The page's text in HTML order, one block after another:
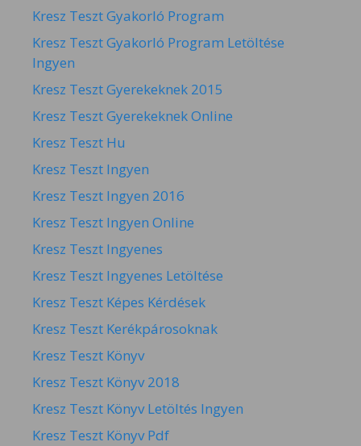
Kresz Teszt Gyakorló Program
Kresz Teszt Gyakorló Program Letöltése
Ingyen
Kresz Teszt Gyerekeknek 2015
Kresz Teszt Gyerekeknek Online
Kresz Teszt Hu
Kresz Teszt Ingyen
Kresz Teszt Ingyen 2016
Kresz Teszt Ingyen Online
Kresz Teszt Ingyenes
Kresz Teszt Ingyenes Letöltése
Kresz Teszt Képes Kérdések
Kresz Teszt Kerékpárosoknak
Kresz Teszt Könyv
Kresz Teszt Könyv 2018
Kresz Teszt Könyv Letöltés Ingyen
Kresz Teszt Könyv Pdf